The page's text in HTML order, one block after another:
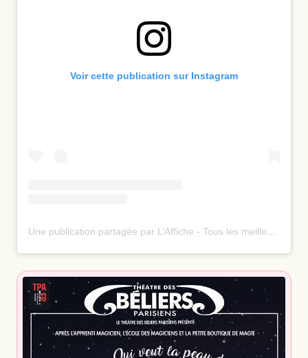
Voir cette publication sur Instagram
Une publication partagée par L’Affiche - Tous les meilleurs spectacles ⭐️ (@laffiche.co)